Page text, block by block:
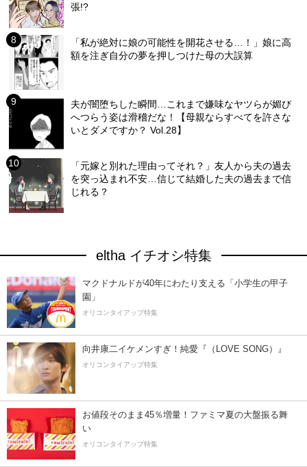
張!?
「私が絶対に娘の可能性を開花させる…！」娘に高
額を注ぎ自分の夢を押しつけた母の大誤算
夫が闇堕ちした瞬間…これまで嫌味なヤツらが媚び
へつらう姿は滑稽だな！【母親ならすべてを許さな
いとダメですか？ Vol.28】
「元嫁と別れた理由ってそれ？」友人から夫の過去
を突っ込まれ不安…信じて結婚した夫の過去まで信
じれる？
eltha イチオシ特集
マクドナルドが40年にわたり支える「小学生の甲子
園」
オリコンタイアップ特集
向井康二イケメンすぎ！純愛『（LOVE SONG）』
オリコンタイアップ特集
お値段そのまま45％増量！ファミマ夏の大盤振る舞
い
オリコンタイアップ特集